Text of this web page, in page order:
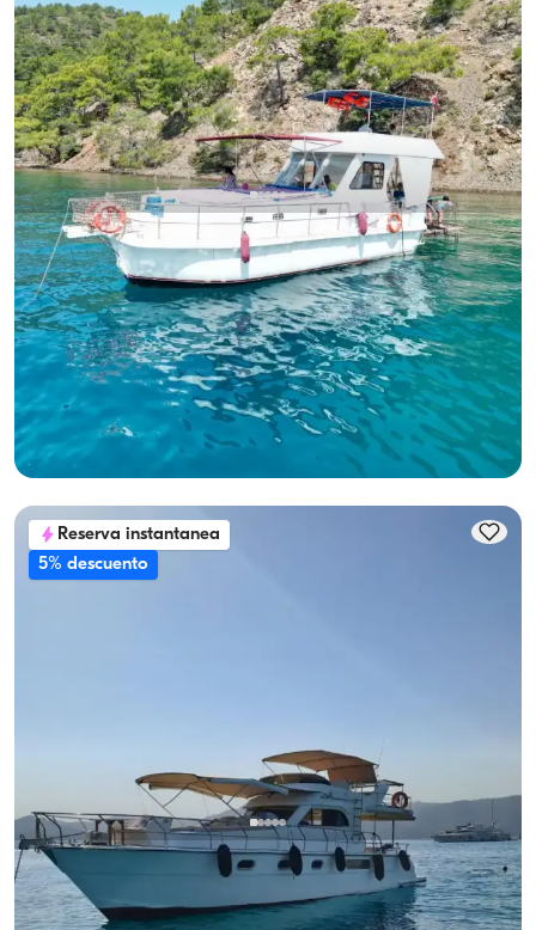
Göcek, Muğla Barco nuevo
10-Personas de Capacidad, Crew-On-Board & Fuel-Included
Alquiler de Yate
Con capitan
Barco
Navegacion 10 Pers. · 3 Camarote · 12.00m
Mas bajo
24.000 TL
Ver disponibilidad y precio
Reserva instantanea
5% descuento
Göcek, Muğla Barco nuevo
Disfruta del mar en Göcek en yate de lujo para 8 personas